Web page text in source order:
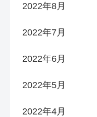
2022年8月
2022年7月
2022年6月
2022年5月
2022年4月